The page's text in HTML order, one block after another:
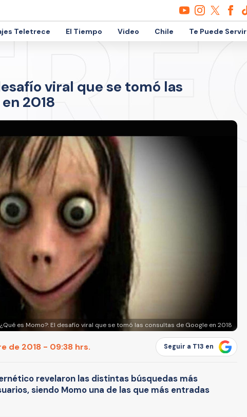
Teletrece El Tiempo Video Chile Te Puede Servir
viral que se tomó las
2018
¿Qué es Momo?: El desafío viral que se tomó las consultas de Google en 2018
de 2018 - 09:38 hrs. Seguir a T13 en
revelaron las distintas búsquedas más
siendo Momo una de las que más entradas